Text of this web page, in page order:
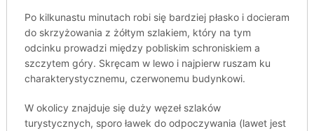
Po kilkunastu minutach robi się bardziej płasko i docieram
do skrzyżowania z żółtym szlakiem, który na tym
odcinku prowadzi między pobliskim schroniskiem a
szczytem góry. Skręcam w lewo i najpierw ruszam ku
charakterystycznemu, czerwonemu budynkowi.
W okolicy znajduje się duży węzeł szlaków
turystycznych, sporo ławek do odpoczywania (lawet jest